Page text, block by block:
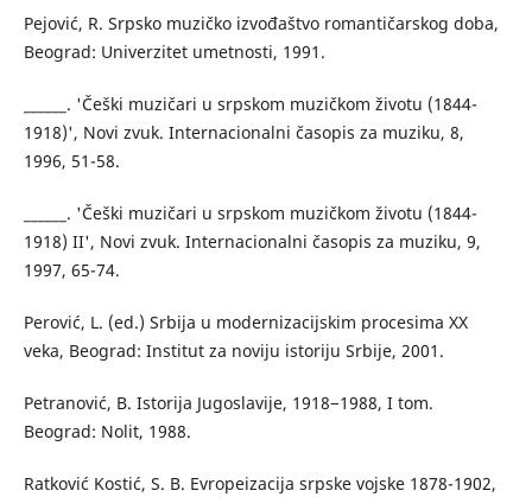
Pejović, R. Srpsko muzičko izvođaštvo romantičarskog doba,
Beograd: Univerzitet umetnosti, 1991.
______. 'Češki muzičari u srpskom muzičkom životu (1844-
1918)', Novi zvuk. Internacionalni časopis za muziku, 8,
1996, 51-58.
______. 'Češki muzičari u srpskom muzičkom životu (1844-
1918) II', Novi zvuk. Internacionalni časopis za muziku, 9,
1997, 65-74.
Perović, L. (ed.) Srbija u modernizacijskim procesima XX
veka, Beograd: Institut za noviju istoriju Srbije, 2001.
Petranović, B. Istorija Jugoslavije, 1918−1988, I tom.
Beograd: Nolit, 1988.
Ratković Kostić, S. B. Evropeizacija srpske vojske 1878-1902,